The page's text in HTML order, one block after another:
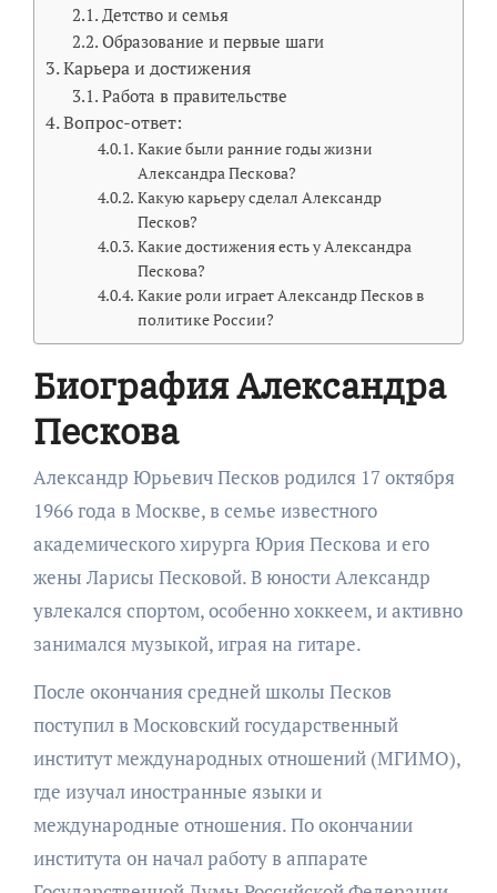
Детство и семья
Образование и первые шаги
Карьера и достижения
Работа в правительстве
Вопрос-ответ:
Какие были ранние годы жизни
Александра Пескова?
Какую карьеру сделал Александр
Песков?
Какие достижения есть у Александра
Пескова?
Какие роли играет Александр Песков в
политике России?
Биография Александра
Пескова
Александр Юрьевич Песков родился 17 октября
1966 года в Москве, в семье известного
академического хирурга Юрия Пескова и его
жены Ларисы Песковой. В юности Александр
увлекался спортом, особенно хоккеем, и активно
занимался музыкой, играя на гитаре.
После окончания средней школы Песков
поступил в Московский государственный
институт международных отношений (МГИМО),
где изучал иностранные языки и
международные отношения. По окончании
института он начал работу в аппарате